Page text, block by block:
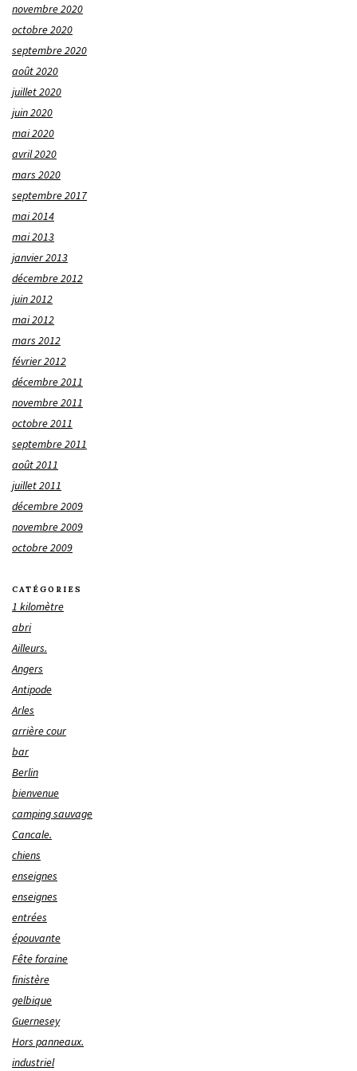
novembre 2020
octobre 2020
septembre 2020
août 2020
juillet 2020
juin 2020
mai 2020
avril 2020
mars 2020
septembre 2017
mai 2014
mai 2013
janvier 2013
décembre 2012
juin 2012
mai 2012
mars 2012
février 2012
décembre 2011
novembre 2011
octobre 2011
septembre 2011
août 2011
juillet 2011
décembre 2009
novembre 2009
octobre 2009
CATÉGORIES
1 kilomètre
abri
Ailleurs.
Angers
Antipode
Arles
arrière cour
bar
Berlin
bienvenue
camping sauvage
Cancale.
chiens
enseignes
enseignes
entrées
épouvante
Fête foraine
finistère
gelbique
Guernesey
Hors panneaux.
industriel